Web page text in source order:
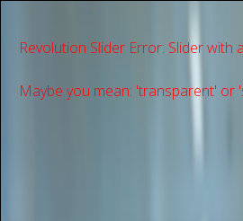
Revolution Slider Error: Slider with
Maybe you mean: 'transparent'